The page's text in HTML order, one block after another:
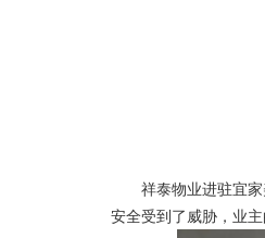
祥泰物业进驻宜家
安全受到了威胁，业